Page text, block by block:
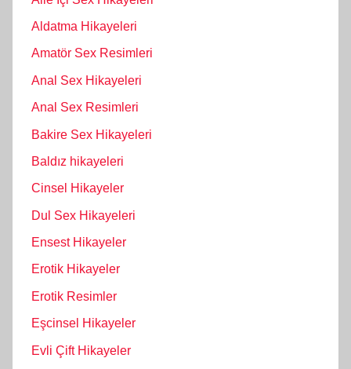
Aldatma Hikayeleri
Amatör Sex Resimleri
Anal Sex Hikayeleri
Anal Sex Resimleri
Bakire Sex Hikayeleri
Baldız hikayeleri
Cinsel Hikayeler
Dul Sex Hikayeleri
Ensest Hikayeler
Erotik Hikayeler
Erotik Resimler
Eşcinsel Hikayeler
Evli Çift Hikayeler